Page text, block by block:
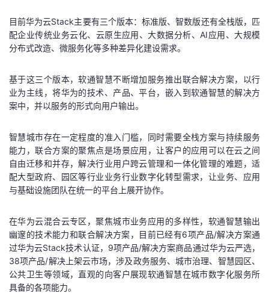
目前华为云Stack主要有三个版本：标准版、智数版还有全栈版，匹
配企业传统业务云化、云原生应用、大数据分析、AI应用、大规模
分布式改造、微服务化等多种差异化建设需求。
基于这三个版本，软通智慧不断增加服务推出联合解决方案，以行
业为主线，将华为的技术、产品、平台，嵌入到软通智慧的解决方
案中，并以服务的形式向用户输出。
智慧城市存在一定程度的准入门槛，同时需要全栈方案与持续服务
能力，联合方案的聚焦点是场景应用，让客户的应用可以在云之间
自由迁移和并存，解决行业用户跨云管理和一体化管理的难题，适
配大型政府、园区等行业业务行业数字化转型需求，让业务、应用
与基础设施团队在统一的平台上展开协作。
在华为云混合云专区，聚焦城市业务应用的多样性，软通智慧输出
幽邃的技术能力和联合解决方案，目前已经有6项产品/解决方案通
过华为云Stack技术认证，9项产品/解决方案商品通过华为云严选，
38项产品/解决上架云市场，涉及政务服务、城市治理、智慧园区、
公共卫生等领域，直观的向客户展现软通智慧在城市数字化服务所
具备的各项能力。